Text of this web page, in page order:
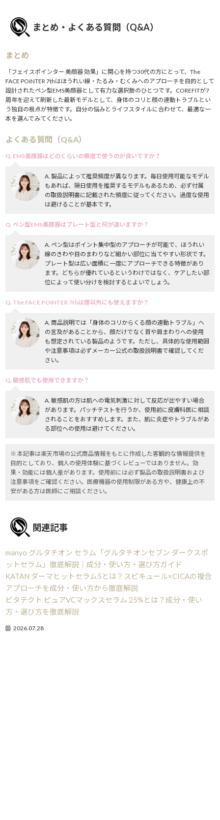
まとめ・よくある質問（Q&A）
まとめ
「フェイスポインター 美顔器 効果」に関心を持つ30代の方にとって、The
FACE POiNTER 7thはほうれい線・たるみ・むくみへのアプローチを目的として
設計されたペン型EMS美顔器として有力な選択肢のひとつです。COREFITが7
周年を迎えて刷新した最新モデルとして、身体のコリと顔の連動トラブルとい
う独自の視点が特徴です。自分の悩みとライフスタイルに合わせて、最適な一
本を選んでみてください。
よくある質問（Q&A）
Q. EMS美顔器はどのくらいの頻度で使うのが良いですか？
A. 製品によって推奨頻度が異なります。毎日使用可能なモデル
もあれば、隔日使用を推奨するモデルもあるため、必ず付属
の取扱説明書に記載された頻度に従ってください。過度な使用
は避けることが基本です。
Q. ペン型EMS美顔器はプレート型と何が違いますか？
A. ペン型はポイント集中型のアプローチが可能で、ほうれい
線のきわや目のまわりなど細かい部位に当てやすい形状です。
プレート型は広い面積に一度にアプローチできる特徴があり
ます。どちらが優れているというわけではなく、ケアしたい部
位によって使い分けを検討するとよいでしょう。
Q. The FACE POiNTER 7thは顔以外にも使えますか？
A. 商品説明では「身体のコリからくる顔の連動トラブル」へ
の言及があることから、顔だけでなく首や肩まわりへの使用
も想定されている製品のようです。ただし、具体的な使用範囲
や注意事項は必ずメーカー公式の取扱説明書で確認してくだ
さい。
Q. 敏感肌でも使用できますか？
A. 敏感肌の方は肌への電気刺激に対して反応が出やすい場合
があります。パッチテストを行うか、使用前に皮膚科医に相談
されることをおすすめします。また、肌に炎症やトラブルがあ
る部位への使用は避けてください。
※ 本記事は楽天市場の公式商品情報をもとに作成した客観的な情報提供を
目的としており、個人の使用体験に基づくレビューではありません。効
果・効能には個人差があります。使用前には必ず製品の取扱説明書および
注意事項をご確認ください。医療機器の使用制限がある方や、健康上の不
安がある方は医師にご相談ください。
関連記事
manyo グルタチオン セラム「グルタチオンセブン ダークスポ
ットセラム」徹底解説｜成分・使い方・選び方ガイド
KATAN ダーマヒットセラム5とは？スピキュール×CICAの複合
アプローチを成分・使い方から徹底解説
ビタテクト ピュアVCマックスセラム 25%とは？成分・使い
方・選び方を徹底解説
2026.07.28